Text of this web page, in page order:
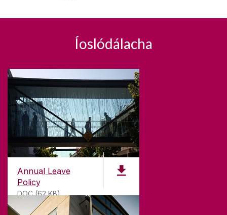
Íoslódálacha
Annual Leave
Policy
DOC (62 KB)